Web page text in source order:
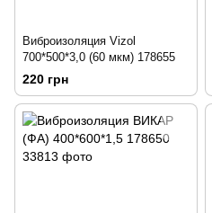
Виброизоляция Vizol
700*500*3,0 (60 мкм) 178655
220 грн